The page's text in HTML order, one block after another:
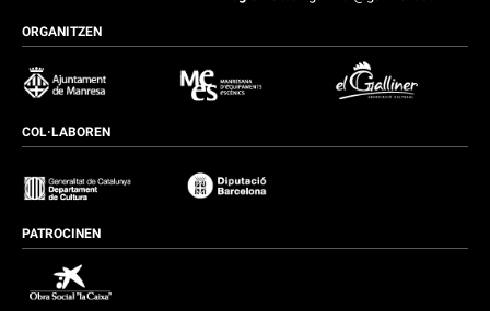
ORGANITZEN
COL·LABOREN
PATROCINEN